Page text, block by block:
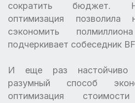
сократить бюджет.
оптимизация позволила
сэкономить
подчеркивает собеседник
И еще раз настойчиво
разумный способ
оптимизация стоимости